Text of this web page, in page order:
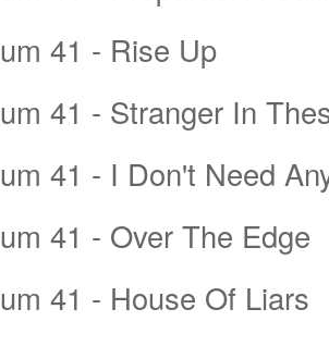
41 - Rise Up
41 - Stranger In
41 - I Don't Need
41 - Over The Edge
41 - House Of Liars